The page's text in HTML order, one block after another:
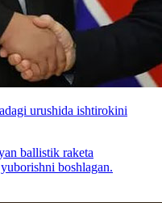
urushida ishtirokini
ballistik raketa
boshlagan.